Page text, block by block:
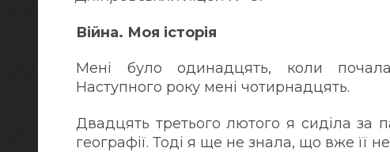
Війна. Моя історія
Мені було одинадцять, коли
Наступного року мені чотирнадцять.
Двадцять третього лютого я сиділа за
географії. Тоді я ще не знала, що вже її